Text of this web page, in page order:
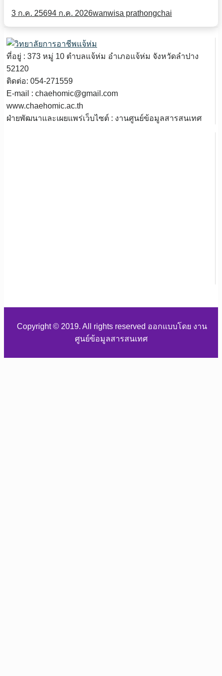
3 ก.ค. 25694 ก.ค. 2026wanwisa prathongchai
ที่อยู่ : 373 หมู่ 10 ตำบลแจ้ห่ม อำเภอแจ้ห่ม จังหวัดลำปาง
52120
ติดต่อ: 054-271559
E-mail : chaehomic@gmail.com
www.chaehomic.ac.th
ฝ่ายพัฒนาและเผยแพร่เว็บไซต์ : งานศูนย์ข้อมูลสารสนเทศ
Copyright © 2019. All rights reserved ออกแบบโดย งาน
ศูนย์ข้อมูลสารสนเทศ